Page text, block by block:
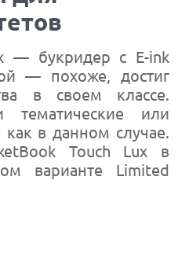
— букридер с E-ink
— похоже, достиг
в своем классе.
тематические или
в данном случае.
Touch Lux в
варианте Limited